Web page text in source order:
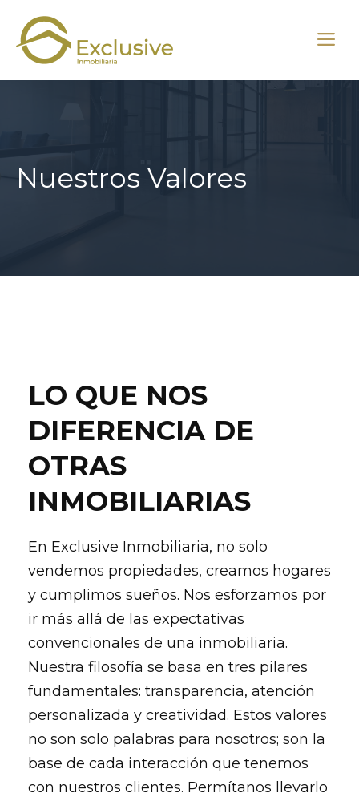
contenido
Nuestros Valores
LO QUE NOS
DIFERENCIA DE
OTRAS
INMOBILIARIAS
En Exclusive Inmobiliaria, no solo
vendemos propiedades, creamos hogares
y cumplimos sueños. Nos esforzamos por
ir más allá de las expectativas
convencionales de una inmobiliaria.
Nuestra filosofía se basa en tres pilares
fundamentales: transparencia, atención
personalizada y creatividad. Estos valores
no son solo palabras para nosotros; son la
base de cada interacción que tenemos
con nuestros clientes. Permítanos llevarlo